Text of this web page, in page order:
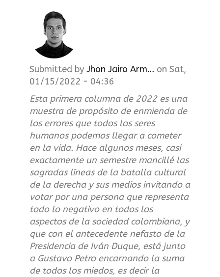
Submitted by Jhon Jairo Arm… on Sat,
01/15/2022 - 04:36
Esta primera columna de 2022 es una
muestra de propósito de enmienda de
los errores que todos los seres
humanos podemos llegar a cometer
en la vida. Hace algunos meses, casi
exactamente un semestre mancillé las
sagradas líneas de la batalla cultural
de la derecha y sus medios invitando a
votar por una persona que representa
todo lo negativo en todos los
aspectos de la sociedad colombiana, y
que con el antecedente nefasto de la
Presidencia de Iván Duque, está junto
a Gustavo Petro encarnando la suma
de todos los miedos, es decir la